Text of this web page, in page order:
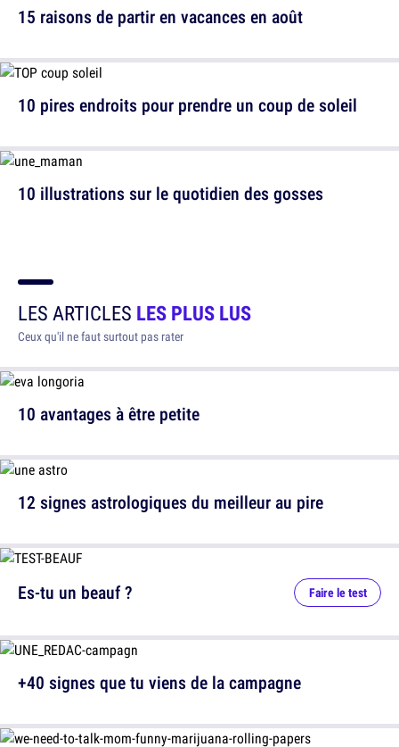
10 pires endroits pour prendre un coup de soleil
15 raisons de partir en vacances en août
10 illustrations sur le quotidien des gosses
LES ARTICLES LES PLUS LUS
Ceux qu'il ne faut surtout pas rater
10 avantages à être petite
12 signes astrologiques du meilleur au pire
Es-tu un beauf ? Faire le test
+40 signes que tu viens de la campagne